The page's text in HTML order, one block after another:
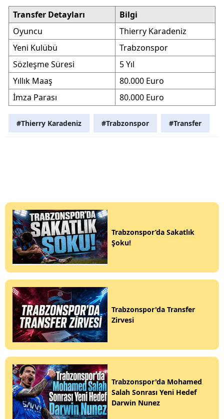
Transfer Detayları
Bilgi
Oyuncu
Thierry Karadeniz
Yeni Kulübü
Trabzonspor
Sözleşme Süresi
5 Yıl
Yıllık Maaş
80.000 Euro
İmza Parası
80.000 Euro
#Thierry Karadeniz #Trabzonspor #Transfer
Trabzonspor’da Sakatlık
Şoku!
Trabzonspor'da Transfer
Zirvesi
Trabzonspor'da Mohamed
Salah Sonrası Yeni Hedef
Darwin Nunez